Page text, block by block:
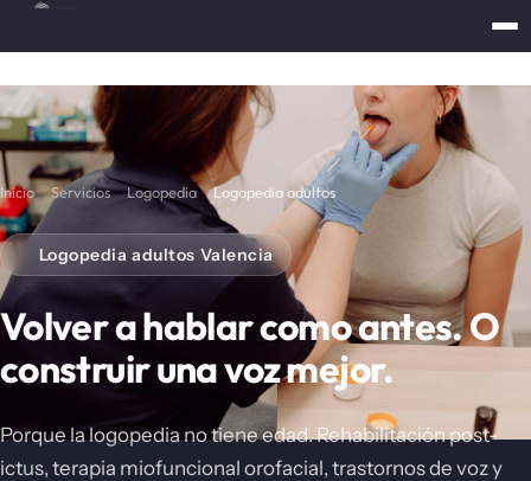
Inicio Servicios Logopedia Logopedia adultos
Logopedia adultos Valencia
Volver a hablar como antes. O
construir una voz mejor.
Porque la logopedia no tiene edad. Rehabilitación post-
ictus, terapia miofuncional orofacial, trastornos de voz y